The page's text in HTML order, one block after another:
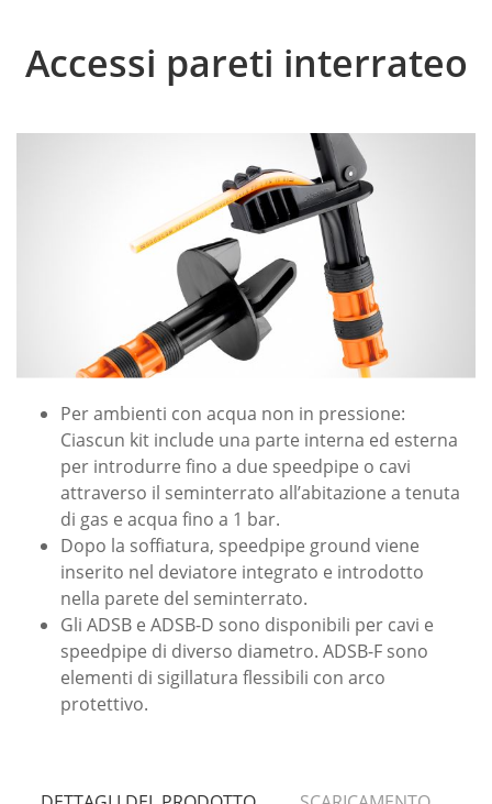
Accessi pareti interrateo
Per ambienti con acqua non in pressione:
Ciascun kit include una parte interna ed esterna
per introdurre fino a due speedpipe o cavi
attraverso il seminterrato all’abitazione a tenuta
di gas e acqua fino a 1 bar.
Dopo la soffiatura, speedpipe ground viene
inserito nel deviatore integrato e introdotto
nella parete del seminterrato.
Gli ADSB e ADSB-D sono disponibili per cavi e
speedpipe di diverso diametro. ADSB-F sono
elementi di sigillatura flessibili con arco
protettivo.